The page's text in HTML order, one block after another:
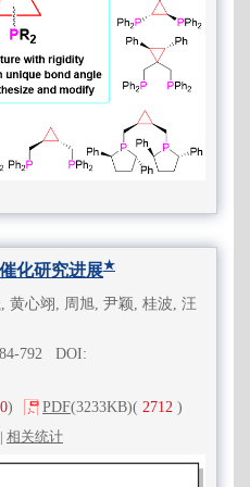
化研究进展★
黄心翊, 周旭, 尹颖, 桂波, 汪
792 DOI:
) PDF(3233KB)( 2712 )
| 相关统计